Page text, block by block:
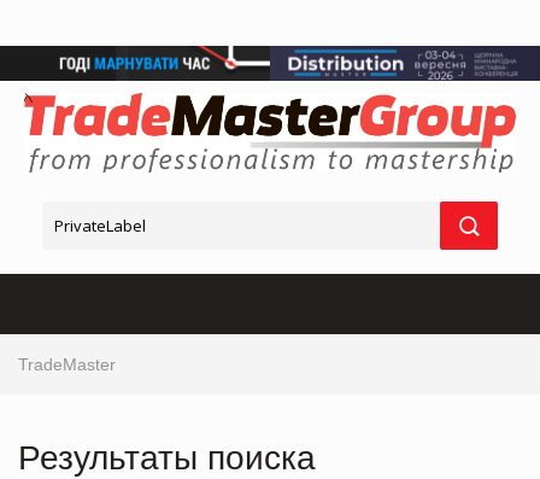
TradeMaster
Результаты поиска